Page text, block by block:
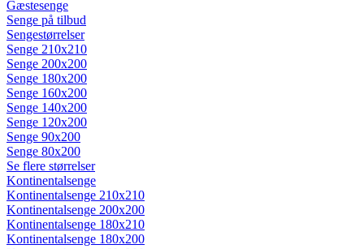
Gæstesenge
Senge på tilbud
Sengestørrelser
Senge 210x210
Senge 200x200
Senge 180x200
Senge 160x200
Senge 140x200
Senge 120x200
Senge 90x200
Senge 80x200
Se flere størrelser
Kontinentalsenge
Kontinentalsenge 210x210
Kontinentalsenge 200x200
Kontinentalsenge 180x210
Kontinentalsenge 180x200